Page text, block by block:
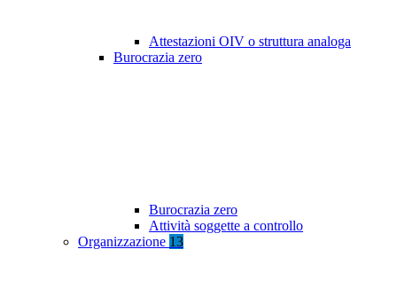
Attestazioni OIV o struttura analoga
Burocrazia zero
Burocrazia zero
Attività soggette a controllo
Organizzazione 13